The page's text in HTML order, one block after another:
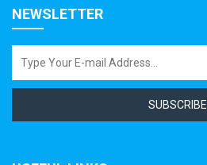
NEWSLETTER
SUBSCRIBE